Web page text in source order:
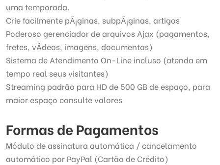
uma temporada.
Crie facilmente pÃ¡ginas, subpÃ¡ginas, artigos
Poderoso gerenciador de arquivos Ajax (pagamentos,
fretes, vÃ­deos, imagens, documentos)
Sistema de Atendimento On-Line incluso (atenda em
tempo real seus visitantes)
Streaming padrão para HD de 500 GB de espaço, para
maior espaço consulte valores
Formas de Pagamentos
Módulo de assinatura automática / cancelamento
automático por PayPal (Cartão de Crédito)